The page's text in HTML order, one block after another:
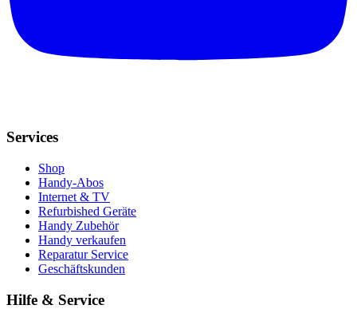
Services
Shop
Handy-Abos
Internet & TV
Refurbished Geräte
Handy Zubehör
Handy verkaufen
Reparatur Service
Geschäftskunden
Hilfe & Service